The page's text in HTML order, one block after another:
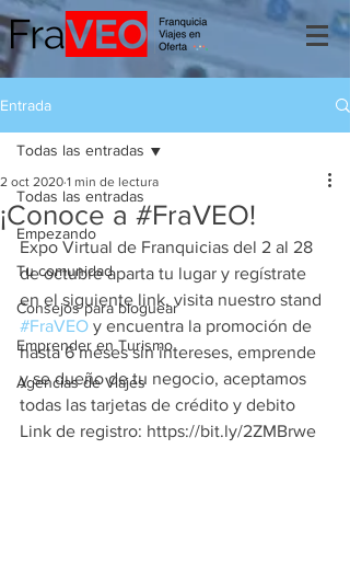
Entrada
Todas las entradas
Empezando
Tu comunidad
Consejos para bloguear
Emprender en Turismo
Agencias de Viajes
Todas las entradas
¡Conoce a #FraVEO!
2 oct 2020 1 min de lectura
Expo Virtual de Franquicias del 2 al 28
de octubre aparta tu lugar y regístrate
en el siguiente link, visita nuestro stand
#FraVEO y encuentra la promoción de
hasta 6 meses sin intereses, emprende
y se dueño de tu negocio, aceptamos
todas las tarjetas de crédito y debito
Link de registro: https://bit.ly/2ZMBrwe